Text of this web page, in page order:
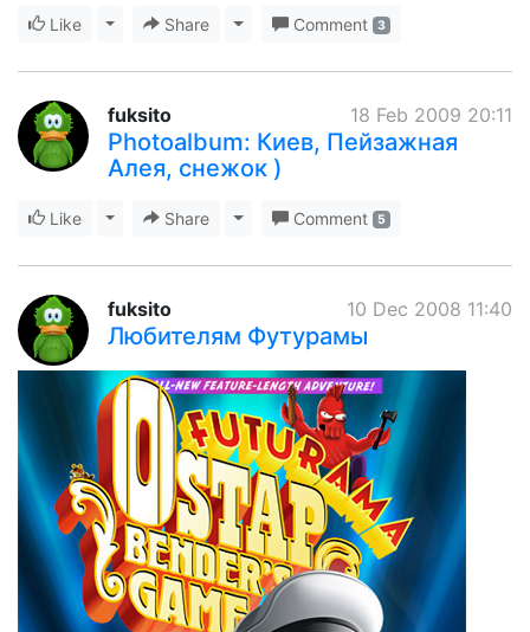
Like Toggle Dropdown
Share Toggle Dropdown
Comment 3
18 Feb 2009 20:11
fuksito
Photoalbum: Киев, Пейзажная
Алея, снежок )
Like Toggle Dropdown
Share Toggle Dropdown
Comment 5
10 Dec 2008 11:40
fuksito
Любителям Футурамы